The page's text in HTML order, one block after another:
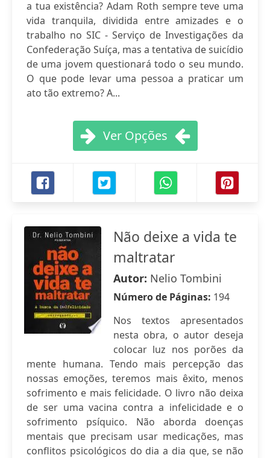
a tua existência? Adam Roth sempre teve uma
vida tranquila, dividida entre amizades e o
trabalho no SIC - Serviço de Investigações da
Confederação Suíça, mas a tentativa de suicídio
de uma jovem questionará todo o seu mundo.
O que pode levar uma pessoa a praticar um
ato tão extremo? A...
Ver Opções
Não deixe a vida te
maltratar
Autor: Nelio Tombini
Número de Páginas: 194
Nos textos apresentados
nesta obra, o autor deseja
colocar luz nos porões da
mente humana. Tendo mais percepção das
nossas emoções, teremos mais êxito, menos
sofrimento e mais felicidade. O livro não deixa
de ser uma vacina contra a infelicidade e o
sofrimento psíquico. Não aborda doenças
mentais que precisam usar medicações, mas
conflitos psicológicos do dia a dia que, se não